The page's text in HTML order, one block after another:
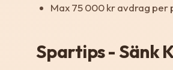
Max 75 000 kr avdrag per
Spartips - Sänk